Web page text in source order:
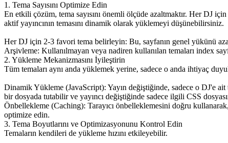
1. Tema Sayısını Optimize Edin
En etkili çözüm, tema sayısını önemli ölçüde azaltmaktır. Her DJ
aktif yayıncının temasını dinamik olarak yüklemeyi düşünebilirsiniz.
Her DJ için 2-3 favori tema belirleyin: Bu, sayfanın genel yükünü
Arşivleme: Kullanılmayan veya nadiren kullanılan temaları index
2. Yükleme Mekanizmasını İyileştirin
Tüm temaları aynı anda yüklemek yerine, sadece o anda ihtiyaç
Dinamik Yükleme (JavaScript): Yayın değiştiğinde, sadece o DJ'e
bir dosyada tutabilir ve yayıncı değiştiğinde sadece ilgili CSS
Önbellekleme (Caching): Tarayıcı önbelleklemesini doğru
optimize edin.
3. Tema Boyutlarını ve Optimizasyonunu Kontrol Edin
Temaların kendileri de yükleme hızını etkileyebilir.